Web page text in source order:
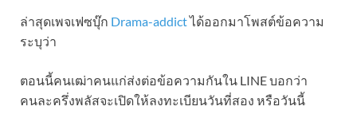
ล่าสุดเพจเฟซบุ๊ก Drama-addictได้ออกมาโพสต์ข้อความ
ระบุว่า
ตอนนี้คนเฒ่าคนแก่ส่งต่อข้อความกันใน LINE บอกว่า
คนละครึ่งพลัสจะเปิดให้ลงทะเบียนวันที่สอง หรือวันนี้